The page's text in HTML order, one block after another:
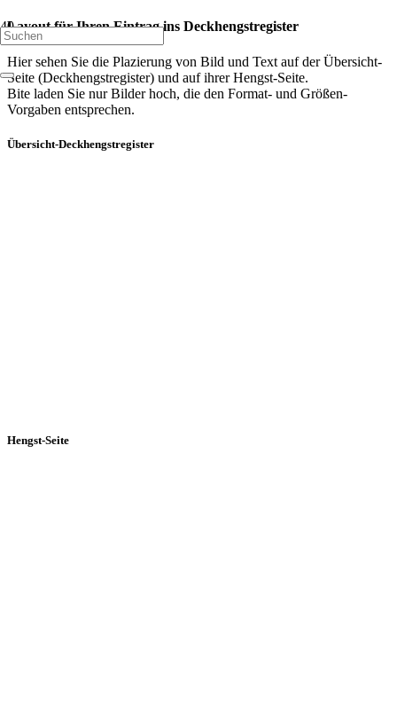
Layout für Ihren Eintrag ins Deckhengstregister
Hier sehen Sie die Plazierung von Bild und Text auf der Übersicht-
Seite (Deckhengstregister) und auf ihrer Hengst-Seite.
Bite laden Sie nur Bilder hoch, die den Format- und Größen-
Vorgaben entsprechen.
Übersicht-Deckhengstregister
Hengst-Seite